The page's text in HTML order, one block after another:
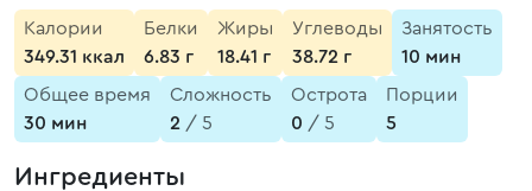
Калории
349.31 ккал
Белки
6.83 г
Жиры
18.41 г
Углеводы
38.72 г
Занятость
10 мин
Общее время
30 мин
Сложность
2 / 5
Острота
0 / 5
Порции
5
Ингредиенты